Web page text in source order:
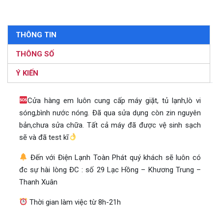
THÔNG TIN
THÔNG SỐ
Ý KIẾN
Cửa hàng em luôn cung cấp máy giặt, tủ lạnh,lò vi
sóng,bình nước nóng. Đã qua sửa dụng còn zin nguyên
bản,chưa sửa chữa. Tất cả máy đã được vệ sinh sạch
sẽ và đã test kĩ
Đến với Điện Lạnh Toàn Phát quý khách sẽ luôn có
đc sự hài lòng ĐC : số 29 Lạc Hồng – Khương Trung –
Thanh Xuân
Thời gian làm việc từ 8h-21h